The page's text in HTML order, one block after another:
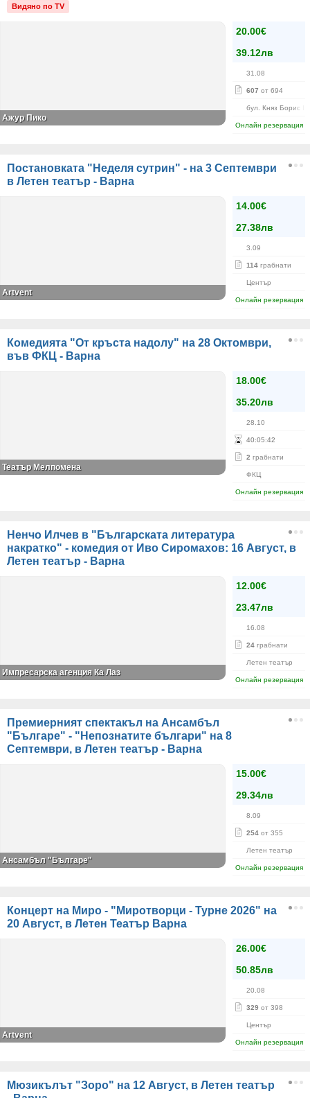
Видяно по TV
20.00€
39.12лв
31.08
607 от 694
бул. Княз Борис I-
Онлайн резервация
Ажур Пико
Постановката "Неделя сутрин" - на 3 Септември
в Летен театър - Варна
14.00€
27.38лв
3.09
114 грабнати
Център
Онлайн резервация
Аrtvent
Комедията "От кръста надолу" на 28 Октомври,
във ФКЦ - Варна
18.00€
35.20лв
28.10
40:05:42
2 грабнати
ФКЦ
Онлайн резервация
Театър Мелпомена
Ненчо Илчев в "Българската литература
накратко" - комедия от Иво Сиромахов: 16 Август, в
Летен театър - Варна
12.00€
23.47лв
16.08
24 грабнати
Летен театър
Онлайн резервация
Импресарска агенция Ка Лаз
Премиерният спектакъл на Ансамбъл
"Българе" - "Непознатите българи" на 8
Септември, в Летен театър - Варна
15.00€
29.34лв
8.09
254 от 355
Летен театър
Онлайн резервация
Ансамбъл "Българе"
Концерт на Миро - "Миротворци - Турне 2026" на
20 Август, в Летен Театър Варна
26.00€
50.85лв
20.08
329 от 398
Център
Онлайн резервация
Artvent
Мюзикълът "Зоро" на 12 Август, в Летен театър